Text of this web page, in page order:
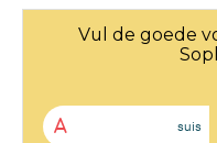
Vul de goede
A suis